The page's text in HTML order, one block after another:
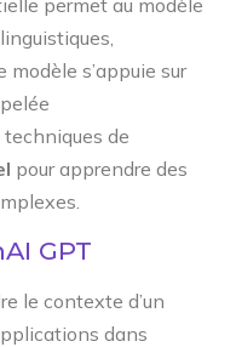
s’appuie sur
techniques de
pour apprendre des
GPT
le contexte d’un
dans